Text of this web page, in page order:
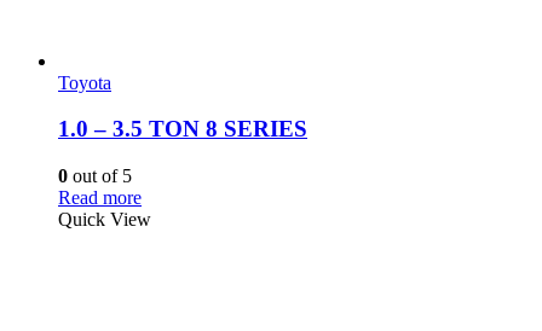
Toyota
1.0 – 3.5 TON 8 SERIES
0 out of 5
Read more
Quick View